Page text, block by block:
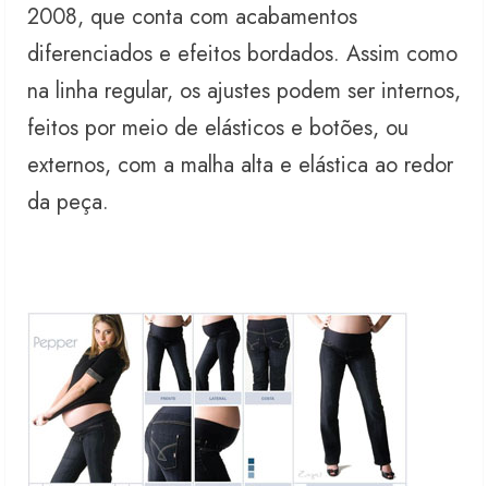
2008, que conta com acabamentos
diferenciados e efeitos bordados. Assim como
na linha regular, os ajustes podem ser internos,
feitos por meio de elásticos e botões, ou
externos, com a malha alta e elástica ao redor
da peça.